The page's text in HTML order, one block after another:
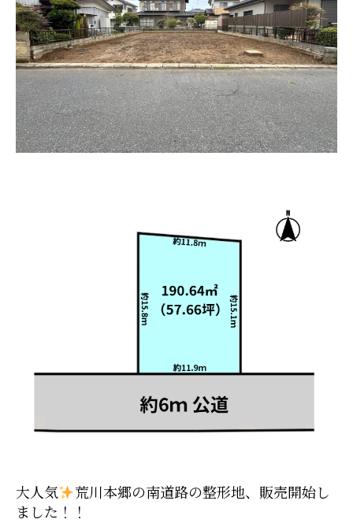
大人気
荒川本郷の南道路の整形地、販売開始し
ました！！